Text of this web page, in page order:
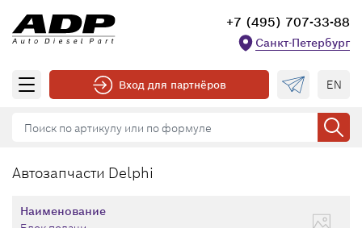
+7 (495) 707-33-88
Санкт-Петербург
Вход для партнёров EN
Автозапчасти Delphi
Наименование